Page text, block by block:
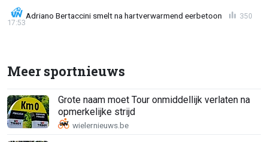
Adriano Bertaccini smelt na hartverwarmend eerbetoon
17:53
350
Meer sportnieuws
Grote naam moet Tour onmiddellijk verlaten na
opmerkelijke strijd